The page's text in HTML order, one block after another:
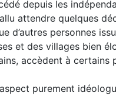
depuis les
attendre quelques
d’autres personnes
et des villages bien
accèdent à certains
purement